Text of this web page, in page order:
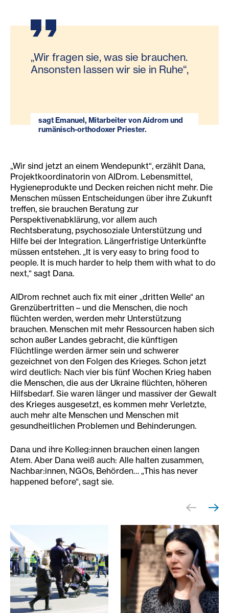
„Wir fragen sie, was sie brauchen.
Ansonsten lassen wir sie in Ruhe“,
sagt Emanuel, Mitarbeiter von Aidrom und
rumänisch-orthodoxer Priester.
„Wir sind jetzt an einem Wendepunkt“, erzählt Dana,
Projektkoordinatorin von AIDrom. Lebensmittel,
Hygieneprodukte und Decken reichen nicht mehr. Die
Menschen müssen Entscheidungen über ihre Zukunft
treffen, sie brauchen Beratung zur
Perspektivenabklärung, vor allem auch
Rechtsberatung, psychosoziale Unterstützung und
Hilfe bei der Integration. Längerfristige Unterkünfte
müssen entstehen. „It is very easy to bring food to
people. It is much harder to help them with what to do
next,“ sagt Dana.
AIDrom rechnet auch fix mit einer „dritten Welle“ an
Grenzübertritten – und die Menschen, die noch
flüchten werden, werden mehr Unterstützung
brauchen. Menschen mit mehr Ressourcen haben sich
schon außer Landes gebracht, die künftigen
Flüchtlinge werden ärmer sein und schwerer
gezeichnet von den Folgen des Krieges. Schon jetzt
wird deutlich: Nach vier bis fünf Wochen Krieg haben
die Menschen, die aus der Ukraine flüchten, höheren
Hilfsbedarf. Sie waren länger und massiver der Gewalt
des Krieges ausgesetzt, es kommen mehr Verletzte,
auch mehr alte Menschen und Menschen mit
gesundheitlichen Problemen und Behinderungen.
Dana und ihre Kolleg:innen brauchen einen langen
Atem. Aber Dana weiß auch: Alle halten zusammen,
Nachbar:innen, NGOs, Behörden… „This has never
happened before“, sagt sie.